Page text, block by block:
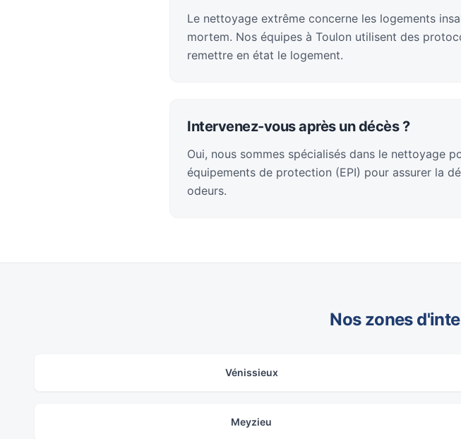
Le nettoyage extrême concerne les logements
mortem. Nos équipes à Toulon utilisent des
remettre en état le logement.
Intervenez-vous après un décès ?
Oui, nous sommes spécialisés dans le nettoyage
équipements de protection (EPI) pour assurer la
odeurs.
Nos zones
Vénissieux
Meyzieu